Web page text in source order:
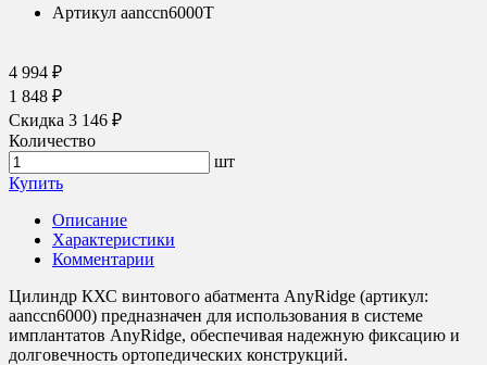
Артикул aanccn6000T
4 994 ₽
1 848 ₽
Скидка 3 146 ₽
Количество
шт
Купить
Описание
Характеристики
Комментарии
Цилиндр КХС винтового абатмента AnyRidge (артикул:
aanccn6000) предназначен для использования в системе
имплантатов AnyRidge, обеспечивая надежную фиксацию и
долговечность ортопедических конструкций.